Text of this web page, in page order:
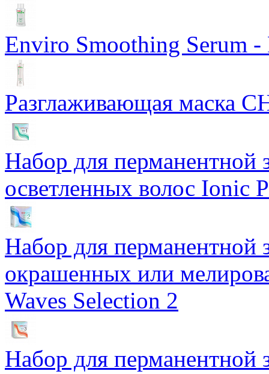
Enviro Smoothing Serum
Разглаживающая маска
Набор для перманентной
осветленных волос Ionic
Набор для перманентной
окрашенных или
Waves Selection 2
Набор для перманентной